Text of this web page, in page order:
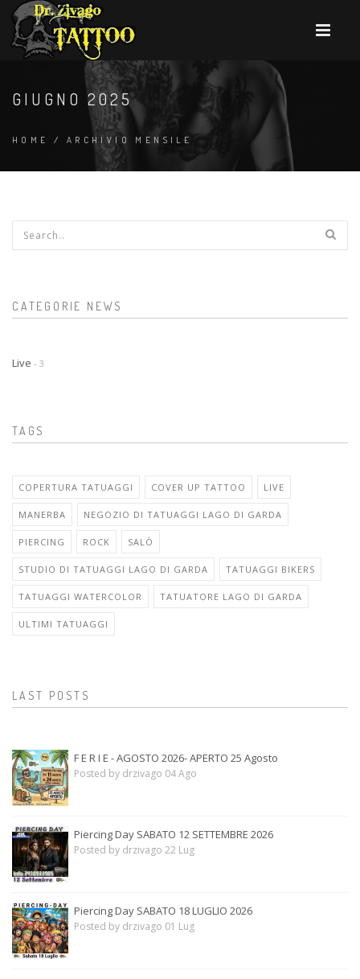
GIUGNO 2025
HOME / ARCHIVIO MENSILE
Form di ricerca
CATEGORIE NEWS
Live - 3
TAGS
COPERTURA TATUAGGI COVER UP TATTOO LIVE
MANERBA NEGOZIO DI TATUAGGI LAGO DI GARDA
PIERCING ROCK SALÒ
STUDIO DI TATUAGGI LAGO DI GARDA TATUAGGI BIKERS
TATUAGGI WATERCOLOR TATUATORE LAGO DI GARDA
ULTIMI TATUAGGI
LAST POSTS
F E R I E - AGOSTO 2026- APERTO 25 Agosto
Posted by drzivago 04 Ago
Piercing Day SABATO 12 SETTEMBRE 2026
Posted by drzivago 22 Lug
Piercing Day SABATO 18 LUGLIO 2026
Posted by drzivago 01 Lug